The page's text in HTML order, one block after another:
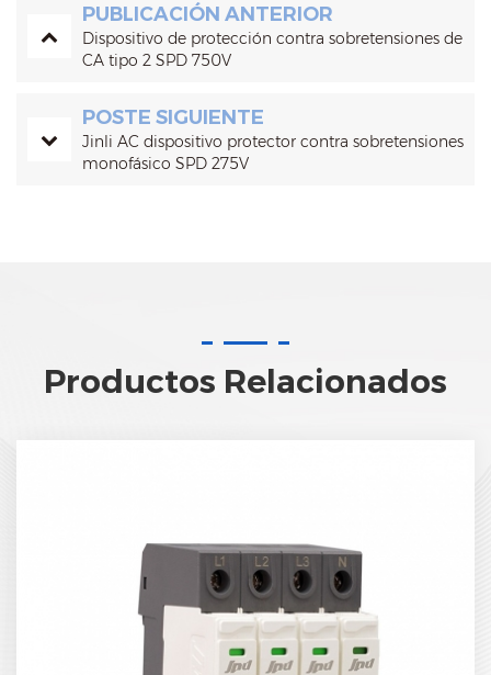
PUBLICACIÓN ANTERIOR
Dispositivo de protección contra sobretensiones de
CA tipo 2 SPD 750V
POSTE SIGUIENTE
Jinli AC dispositivo protector contra sobretensiones
monofásico SPD 275V
Productos Relacionados